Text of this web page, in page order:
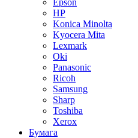
Epson
HP
Konica Minolta
Kyocera Mita
Lexmark
Oki
Panasonic
Ricoh
Samsung
Sharp
Toshiba
Xerox
Бумага